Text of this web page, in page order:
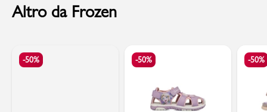
Altro da Frozen
-50% -50% -50%